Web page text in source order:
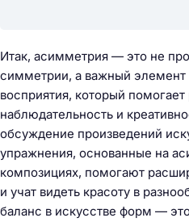
Итак, асимметрия — это не
симметрии, а важный элемент
восприятия, который помогает
наблюдательность и
обсуждение произведений
упражнения, основанные на
композициях, помогают
и учат видеть красоту в
баланс в искусстве форм —